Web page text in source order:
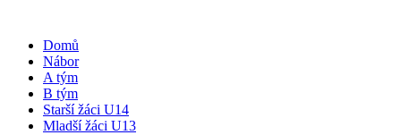
Domů
Nábor
A tým
B tým
Starší žáci U14
Mladší žáci U13